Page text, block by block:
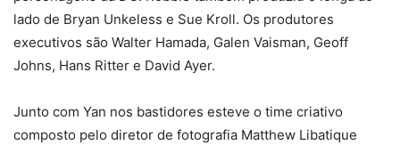
lado de Bryan Unkeless e Sue Kroll. Os produtores
executivos são Walter Hamada, Galen Vaisman, Geoff
Johns, Hans Ritter e David Ayer.
Junto com Yan nos bastidores esteve o time criativo
composto pelo diretor de fotografia Matthew Libatique